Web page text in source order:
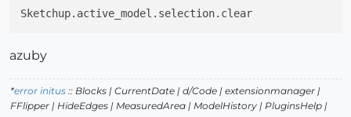
azuby
*error initus :: Blocks | CurrentDate | d/Code | extensionmanager |
FFlipper | HideEdges | MeasuredArea | ModelHistory | PluginsHelp |